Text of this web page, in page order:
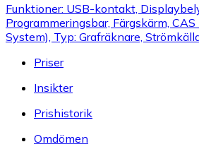
Funktioner: USB-kontakt,
Programmeringsbar, Färgskärm,
System), Typ: Grafräknare,
Priser
Insikter
Prishistorik
Omdömen